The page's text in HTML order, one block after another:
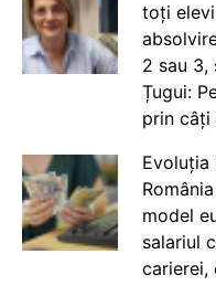
toți
2 sau 3,
Țugui:
prin câți
model
salariul
carierei,